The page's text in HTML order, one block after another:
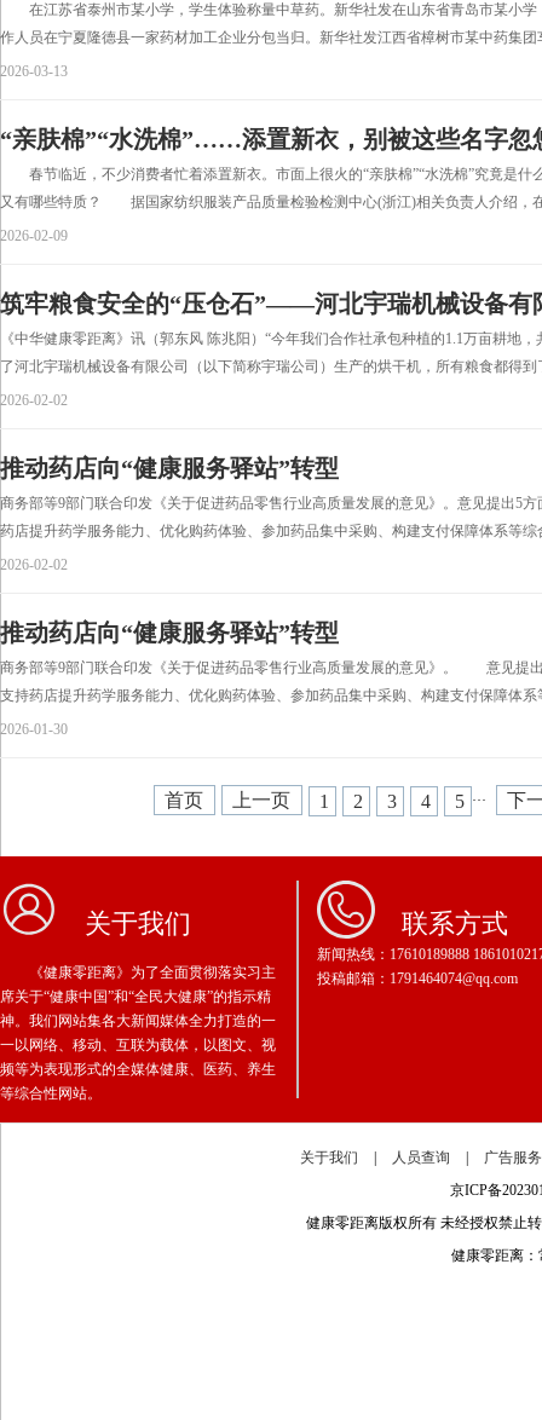
在江苏省泰州市某小学，学生体验称量中草药。新华社发在山东省青岛市某小学
作人员在宁夏隆德县一家药材加工企业分包当归。新华社发江西省樟树市某中药集团
2026-03-13
“亲肤棉”“水洗棉”……添置新衣，别被这些名字忽
春节临近，不少消费者忙着添置新衣。市面上很火的“亲肤棉”“水洗棉”究竟是什
又有哪些特质？ 据国家纺织服装产品质量检验检测中心(浙江)相关负责人介绍，在
2026-02-09
筑牢粮食安全的“压仓石”——河北宇瑞机械设备有
《中华健康零距离》讯（郭东风 陈兆阳）“今年我们合作社承包种植的1.1万亩耕地
了河北宇瑞机械设备有限公司（以下简称宇瑞公司）生产的烘干机，所有粮食都得到
2026-02-02
推动药店向“健康服务驿站”转型
商务部等9部门联合印发《关于促进药品零售行业高质量发展的意见》。意见提出5
药店提升药学服务能力、优化购药体验、参加药品集中采购、构建支付保障体系等综
2026-02-02
推动药店向“健康服务驿站”转型
商务部等9部门联合印发《关于促进药品零售行业高质量发展的意见》。 意见提
支持药店提升药学服务能力、优化购药体验、参加药品集中采购、构建支付保障体系
2026-01-30
首页 上一页 1 2 3 4 5 ··· 下
关于我们
《健康零距离》为了全面贯彻落实习主
席关于“健康中国”和“全民大健康”的指示精
神。我们网站集各大新闻媒体全力打造的一
一以网络、移动、互联为载体，以图文、视
频等为表现形式的全媒体健康、医药、养生
等综合性网站。
联系方式
新闻热线：17610189888
投稿邮箱：1791464074@qq.com
关于我们 人员查询
广告服
京ICP备
健康零距离版权所有 未经授权禁止
健康零距离